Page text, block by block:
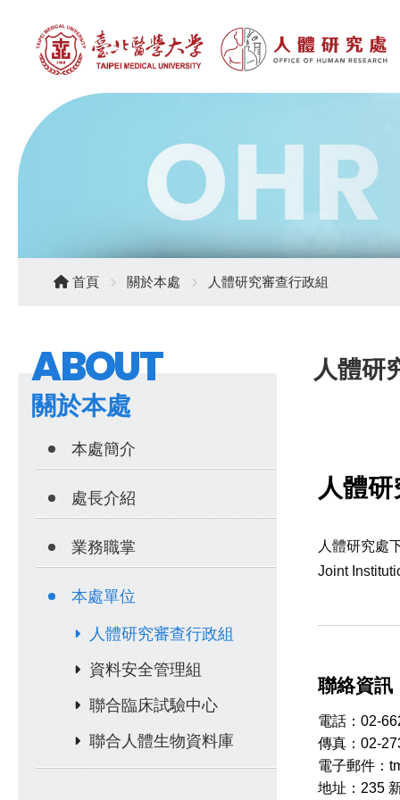
首頁 關於本處 人體研究審查行政組
ABOUT
關於本處
本處簡介
處長介紹
業務職掌
本處單位
人體研究審查行政組
資料安全管理組
聯合臨床試驗中心
聯合人體生物資料庫
人體研
人體
人體研究處
Joint
聯絡資訊
電話：02-
傳真：02-
電子郵件：
地址：235